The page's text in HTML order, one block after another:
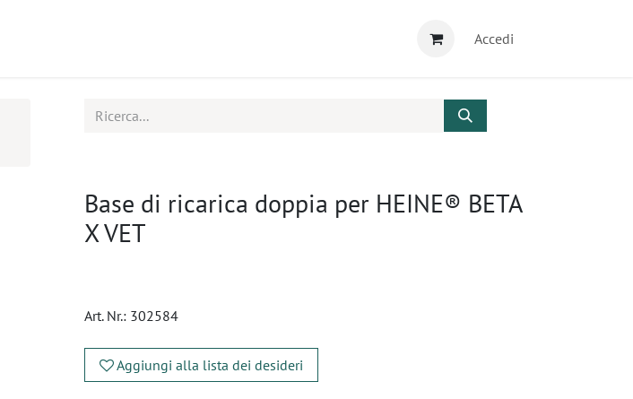
Accedi
Base di ricarica doppia per HEINE® BETA
X VET
Art. Nr.: 302584
Aggiungi alla lista dei desideri